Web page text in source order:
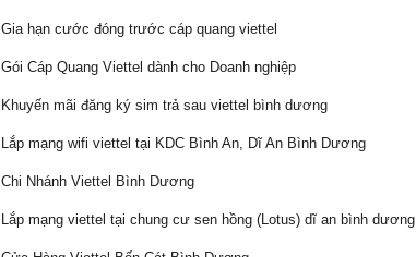
Gia hạn cước đóng trước cáp quang viettel
Gói Cáp Quang Viettel dành cho Doanh nghiệp
Khuyến mãi đăng ký sim trả sau viettel bình dương
Lắp mạng wifi viettel tại KDC Bình An, Dĩ An Bình Dương
Chi Nhánh Viettel Bình Dương
Lắp mạng viettel tại chung cư sen hồng (Lotus) dĩ an bình dương